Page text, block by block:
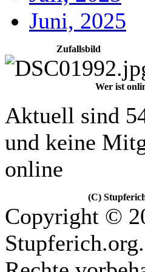
Juni, 2025
Zufallsbild
Wer ist
Aktuell sind
und keine
online
(C)
Copyright ©